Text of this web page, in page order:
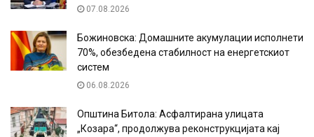
07.08.2026
Божиновска: Домашните акумулации исполнети
70%, обезбедена стабилност на енергетскиот
систем
06.08.2026
Општина Битола: Асфалтирана улицата
„Козара“, продолжува реконструкцијата кај